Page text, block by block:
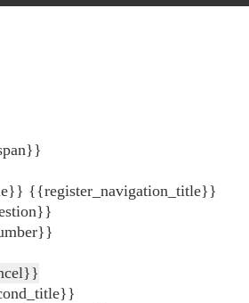
{{register_navigation_title}}